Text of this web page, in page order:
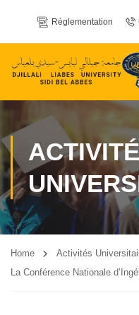
Réglementation
Home
Activités
La Conférence Nationale